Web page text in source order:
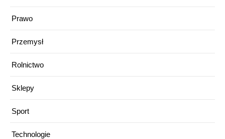
Prawo
Przemysł
Rolnictwo
Sklepy
Sport
Technologie